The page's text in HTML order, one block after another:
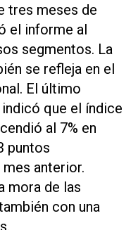
tres meses de
el informe al
segmentos. La
se refleja en el
El último
que el índice
al 7% en
puntos
anterior.
mora de las
con una